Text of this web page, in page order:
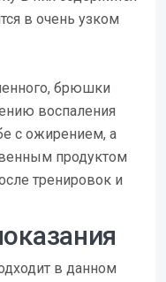
в очень узком
брюшки
воспаления
с ожирением, а
продуктом
тренировок и
в данном